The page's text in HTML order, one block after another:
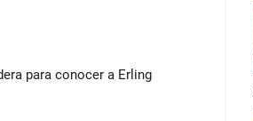
para conocer a Erling